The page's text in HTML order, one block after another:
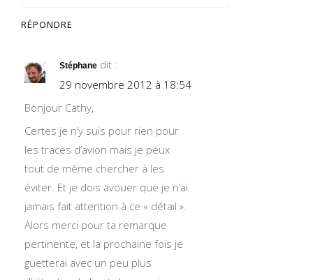
RÉPONDRE
Stéphane dit :
29 novembre 2012 à 18:54
Bonjour Cathy,
Certes je n’y suis pour rien pour
les traces d’avion mais je peux
tout de même chercher à les
éviter. Et je dois avouer que je n’ai
jamais fait attention à ce « détail ».
Alors merci pour ta remarque
pertinente, et la prochaine fois je
guetterai avec un peu plus